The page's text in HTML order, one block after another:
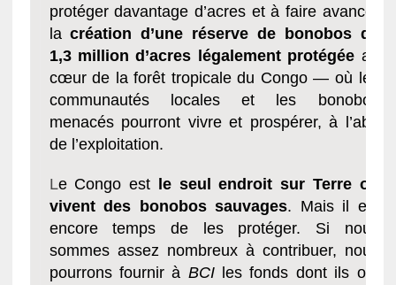
protéger davantage d’acres et à faire avancer
lacréation d’une réserve de bonobos de
1,3 million d’acres légalement protégée au
cœur de la forêt tropicale du Congo — où les
communautés locales et les bonobos
menacés pourront vivre et prospérer, à l’abri
de l’exploitation.
Le Congo est
le seul endroit sur Terre où
vivent des bonobos sauvages. Mais il est
encore temps de les protéger. Si nous
sommes assez nombreux à contribuer, nous
pourrons fournir à BCIles fonds dont ils ont